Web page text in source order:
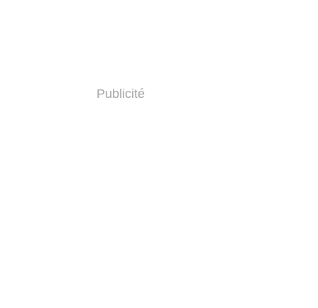
Publicité